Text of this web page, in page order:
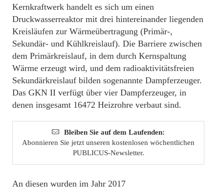
Kernkraftwerk handelt es sich um einen
Druckwasserreaktor mit drei hintereinander liegenden
Kreisläufen zur Wärmeübertragung (Primär-,
Sekundär- und Kühlkreislauf). Die Barriere zwischen
dem Primärkreislauf, in dem durch Kernspaltung
Wärme erzeugt wird, und dem radioaktivitätsfreien
Sekundärkreislauf bilden sogenannte Dampferzeuger.
Das GKN II verfügt über vier Dampferzeuger, in
denen insgesamt 16472 Heizrohre verbaut sind.
Bleiben Sie auf dem Laufenden:
Abonnieren Sie jetzt unseren kostenlosen wöchentlichen
PUBLICUS-Newsletter.
An diesen wurden im Jahr 2017